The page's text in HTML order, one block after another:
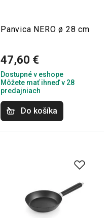
Panvica NERO ø 28 cm
47,60 €
Dostupné v eshope
Môžete mať ihneď v 28
predajniach
Do košíka